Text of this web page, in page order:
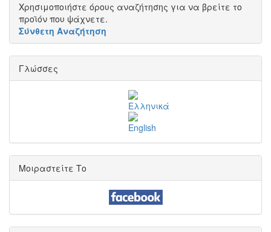
Χρησιμοποιήστε όρους αναζήτησης για να βρείτε το
προϊόν που ψάχνετε.
Σύνθετη Αναζήτηση
Γλώσσες
Μοιραστείτε Το